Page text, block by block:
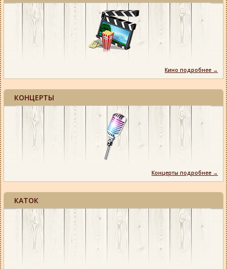
Кино подробнее →
КОНЦЕРТЫ
Концерты подробнее →
КАТОК